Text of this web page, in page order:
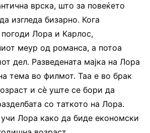
врска, што за повеќето
изгледа бизарно. Кога
погоди Лора и Карлос,
меур од романса, а потоа
дел. Разведената мајка на Лора
тема во филмот. Таа е во брак
и сè уште се бори да
со таткото на Лора.
учи Лора како да биде економски